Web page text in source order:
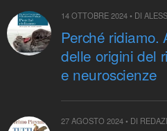
14 OTTOBRE 2024 • DI
Perché ridiamo.
delle origini del
e neuroscienze
27 AGOSTO 2024 • DI